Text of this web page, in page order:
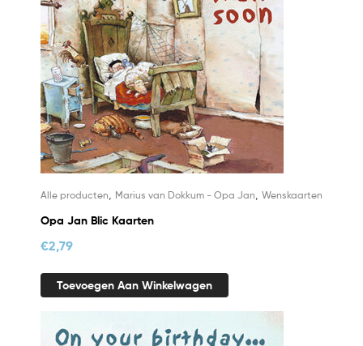
Alle producten Marius van Dokkum - Opa Jan Wenskaarten
Opa Jan Blic Kaarten
€2,79
Toevoegen Aan Winkelwagen